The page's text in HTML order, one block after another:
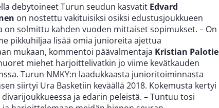
debytoineet Turun seudun kasvatit Edvard
on nostettu vakituisiksi osiksi edustusjoukkueen
on solmittu kahden vuoden mittaiset sopimukset. – On
pikkuhiljaa lisää omia junioreita ajettua
mukaan, kommentoi päävalmentaja Kristian Palotie
miehet harjoittelivatkin jo viime kevätkauden
Turun NMKY:n laadukkaasta junioritoiminnasta
siirtyi Ura Basketiin keväällä 2018. Kokemusta kertyi
ja edarin peleistä. – Tuntuu tosi